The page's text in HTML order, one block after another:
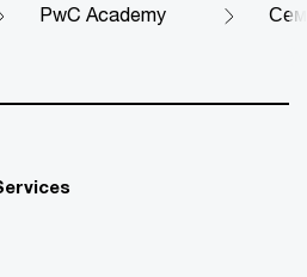
PwC Academy